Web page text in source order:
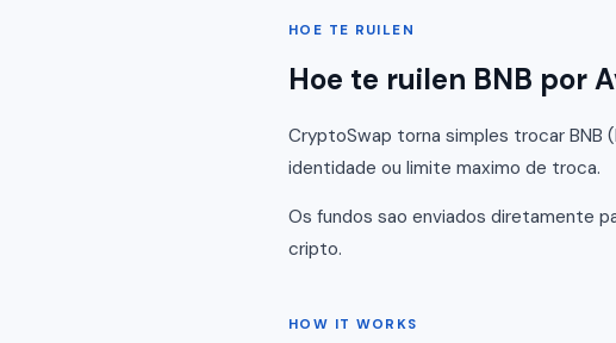
HOE TE RUILEN
Hoe te ruilen BNB por
CryptoSwap torna simples trocar BNB
identidade ou limite maximo de troca.
Os fundos sao enviados diretamente
cripto.
HOW IT WORKS